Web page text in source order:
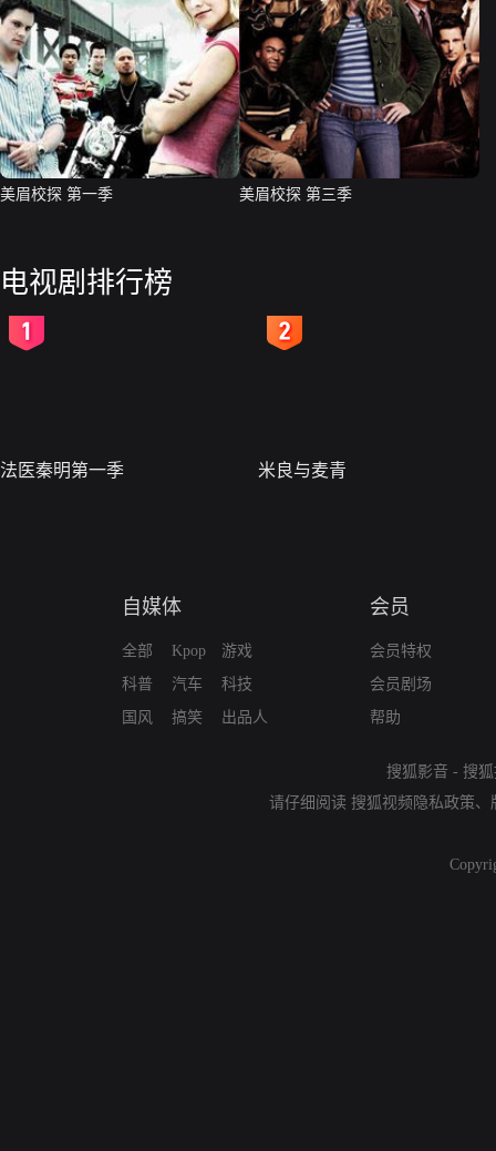
美眉校探 第一季 美眉校探 第三季
电视剧排行榜
法医秦明第一季 米良与麦青
自媒体
全部
科普
国风
Kpop
汽车
搞笑
游戏
科技
出品人
会员
会员特权
会员剧场
帮助
搜狐影音 - 搜
请仔细阅读 搜狐视频隐私政策、